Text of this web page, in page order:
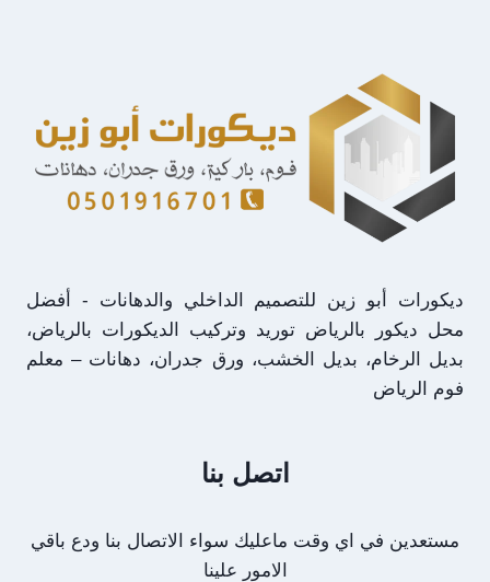
شركة
باركية
في
ديكورات أبو زين للتصميم الداخلي والدهانات - أفضل
محل ديكور بالرياض توريد وتركيب الديكورات بالرياض،
بديل الرخام، بديل الخشب، ورق جدران، دهانات – معلم
فوم الرياض
اتصل بنا
مستعدين في اي وقت ماعليك سواء الاتصال بنا ودع باقي
الامور علينا